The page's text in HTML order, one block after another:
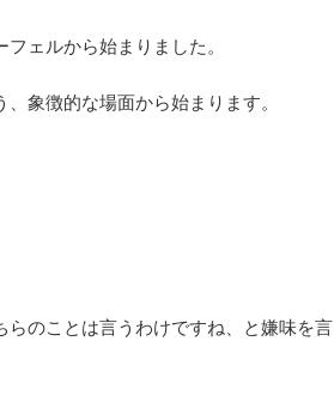
ェルから始まりました。
象徴的な場面から始まります。
のことは言うわけですね、と嫌味を言